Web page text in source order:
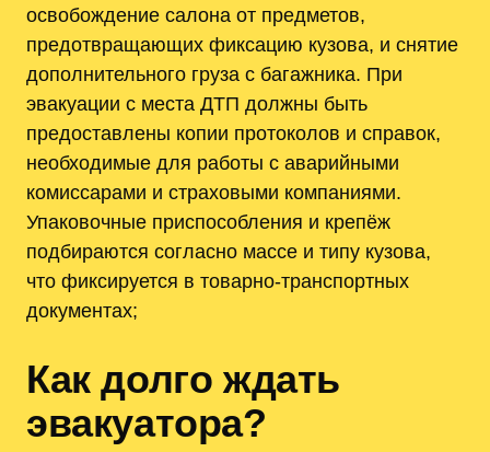
освобождение салона от предметов,
предотвращающих фиксацию кузова, и снятие
дополнительного груза с багажника. При
эвакуации с места ДТП должны быть
предоставлены копии протоколов и справок,
необходимые для работы с аварийными
комиссарами и страховыми компаниями.
Упаковочные приспособления и крепёж
подбираются согласно массе и типу кузова,
что фиксируется в товарно-транспортных
документах;
Как долго ждать
эвакуатора?